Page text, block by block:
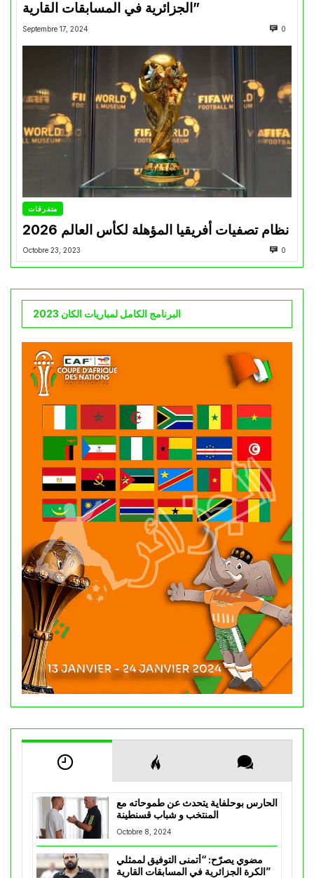
الجزائرية في المسابقات القارية”
Septembre 17, 2024 0
متفرقات
نظام تصفيات أفريقيا المؤهلة لكأس العالم 2026
Octobre 23, 2023 0
البرنامج الكامل لمباريات الكان 2023
الحارس بوحلفاية يتحدث عن طموحاته مع
المنتخب و شباب قسنطينة
Octobre 8, 2024
مضوي يصرّح: “أتمنى التوفيق لممثلي
الكرة الجزائرية في المسابقات القارية”